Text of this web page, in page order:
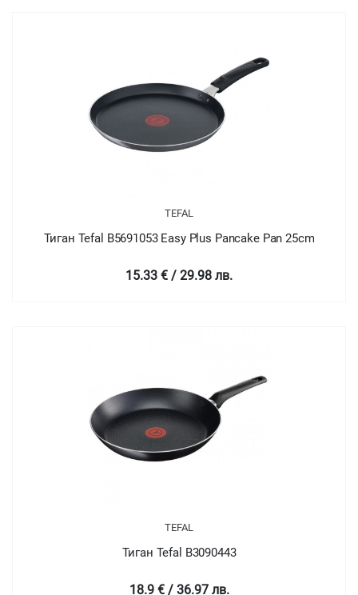
TEFAL
Тиган Tefal B5691053 Easy Plus Pancake Pan 25cm
15.33 € / 29.98 лв.
TEFAL
Тиган Tefal B3090443
18.9 € / 36.97 лв.